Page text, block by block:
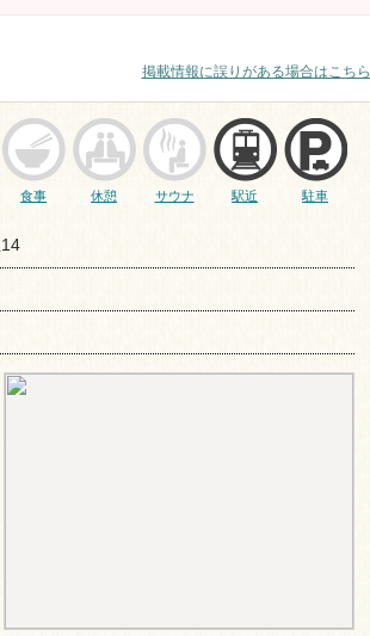
掲載情報に誤りがある場合はこちら
食事 休憩 サウナ 駅近 駐車